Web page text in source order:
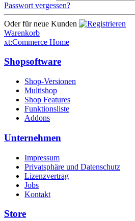
Passwort vergessen?
Oder für neue Kunden
Warenkorb
xt:Commerce Home
Shopsoftware
Shop-Versionen
Multishop
Shop Features
Funktionsliste
Addons
Unternehmen
Impressum
Privatsphäre und Datenschutz
Lizenzvertrag
Jobs
Kontakt
Store